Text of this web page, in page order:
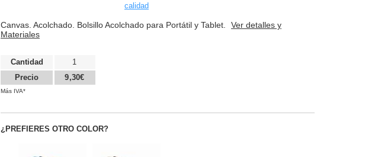
calidad
Canvas. Acolchado. Bolsillo Acolchado para Portátil y Tablet.
Ver detalles y
Materiales
Cantidad
Precio
1
9,30€
Más IVA*
¿PREFIERES OTRO COLOR?